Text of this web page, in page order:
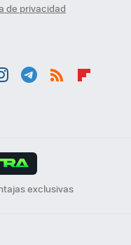
de privacidad
exclusivas